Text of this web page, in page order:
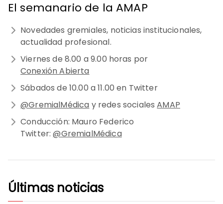
El semanario de la AMAP
Novedades gremiales, noticias institucionales,
actualidad profesional.
Viernes de 8.00 a 9.00 horas por
Conexión Abierta
Sábados de 10.00 a 11.00 en Twitter
@GremialMédica y redes socialesAMAP
Conducción: Mauro Federico
Twitter:@GremialMédica
Últimas noticias